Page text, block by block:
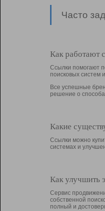
Часто
Как работают
Ссылки помогают
поисковых систем
Все успешные
решение о
Какие
Ссылки можно
системах и
Как улучшить
Сервис
собственной
полный и